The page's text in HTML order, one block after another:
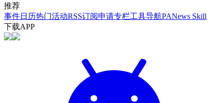
推荐
事件日历热门活动RSS订阅申请专栏工具导航PANews Skill
下载APP